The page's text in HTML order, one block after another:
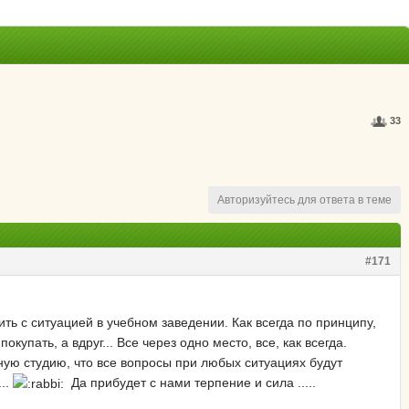
33
Авторизуйтесь для ответа в теме
#171
с ситуацией в учебном заведении. Как всегда по принципу,
а вдруг... Все через одно место, все, как всегда.
студию, что все вопросы при любых ситуациях будут
Да прибудет с нами терпение и сила .....